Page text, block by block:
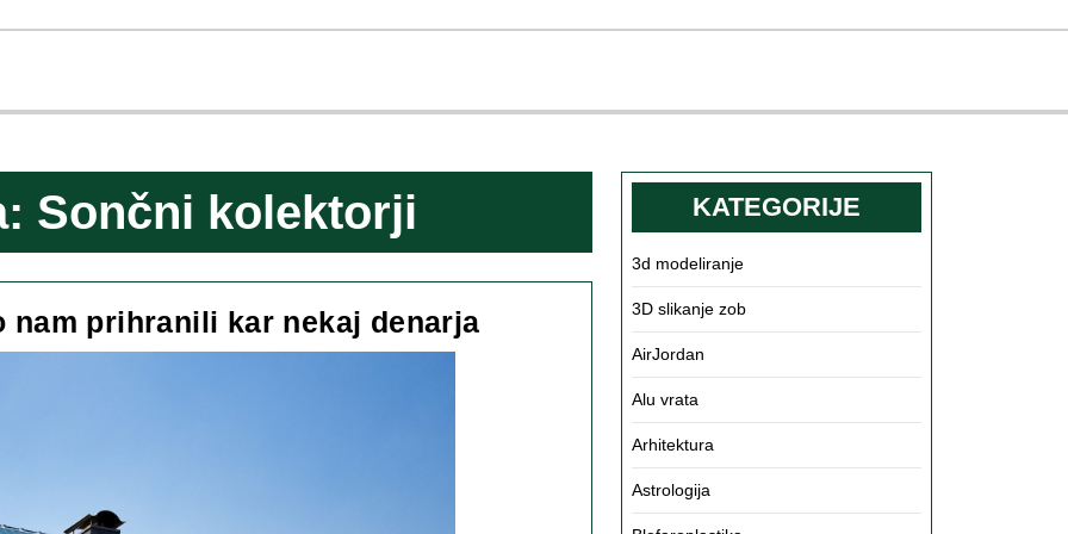
Sončni kolektorji
prihranili kar nekaj denarjaSončni
KATEGORIJE
3d modeliranje
3D slikanje zob
AirJordan
Alu vrata
Arhitektura
Astrologija